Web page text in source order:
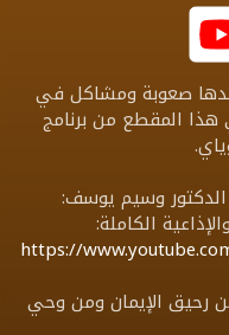
صعوبة ومشاكل في
المقطع من برنامج
الدكتور وسيم يوسف:
الكاملة:
https://
رحيق الإيمان ومن وحي